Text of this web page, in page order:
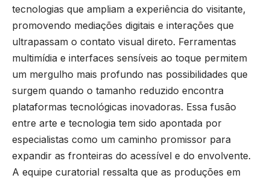
tecnologias que ampliam a experiência do visitante,
promovendo mediações digitais e interações que
ultrapassam o contato visual direto. Ferramentas
multimídia e interfaces sensíveis ao toque permitem
um mergulho mais profundo nas possibilidades que
surgem quando o tamanho reduzido encontra
plataformas tecnológicas inovadoras. Essa fusão
entre arte e tecnologia tem sido apontada por
especialistas como um caminho promissor para
expandir as fronteiras do acessível e do envolvente.
A equipe curatorial ressalta que as produções em